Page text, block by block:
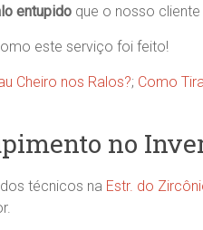
entupido que o nosso
este serviço foi feito!
Cheiro nos Ralos?; Como
no
técnicos na Estr. do